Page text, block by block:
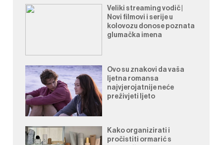
Veliki streaming vodič |
Novi filmovi i serije u
kolovozu donose poznata
glumačka imena
Ovo su znakovi da vaša
ljetna romansa
najvjerojatnije neće
preživjeti ljeto
Kako organizirati i
pročistiti ormarić s